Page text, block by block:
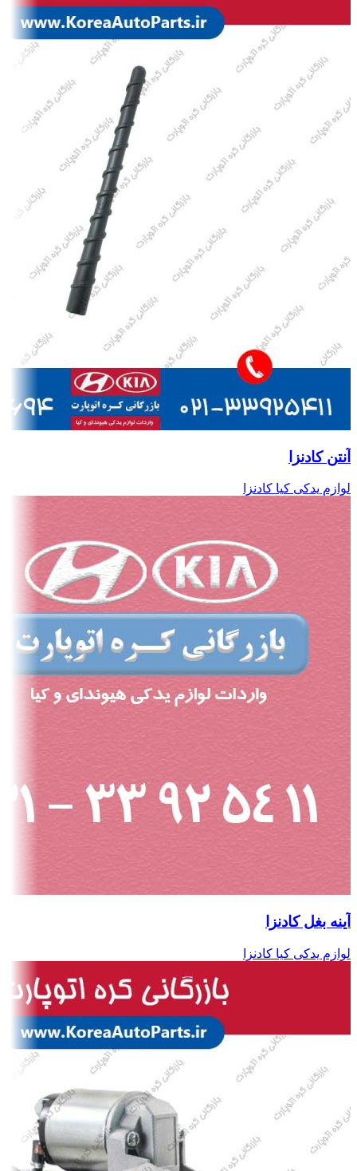
آنتن کادنزا
لوازم یدکی کیا کادنزا
آینه بغل کادنزا
لوازم یدکی کیا کادنزا